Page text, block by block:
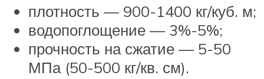
плотность — 900-1400 кг/куб. м;
водопоглощение — 3%-5%;
прочность на сжатие — 5-50
МПа (50-500 кг/кв. см).